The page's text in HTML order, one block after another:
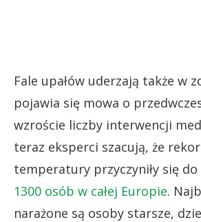
Fale upałów uderzają także w
pojawia się mowa o
wzroście liczby interwencji
teraz eksperci szacują, że
temperatury przyczyniły się do
1300 osób w całej Europie.
narażone są osoby starsze,